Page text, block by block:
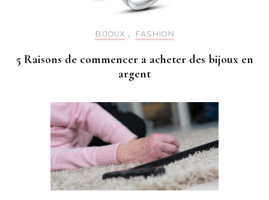
BIJOUX , FASHION
5 Raisons de commencer a acheter des bijoux en
argent